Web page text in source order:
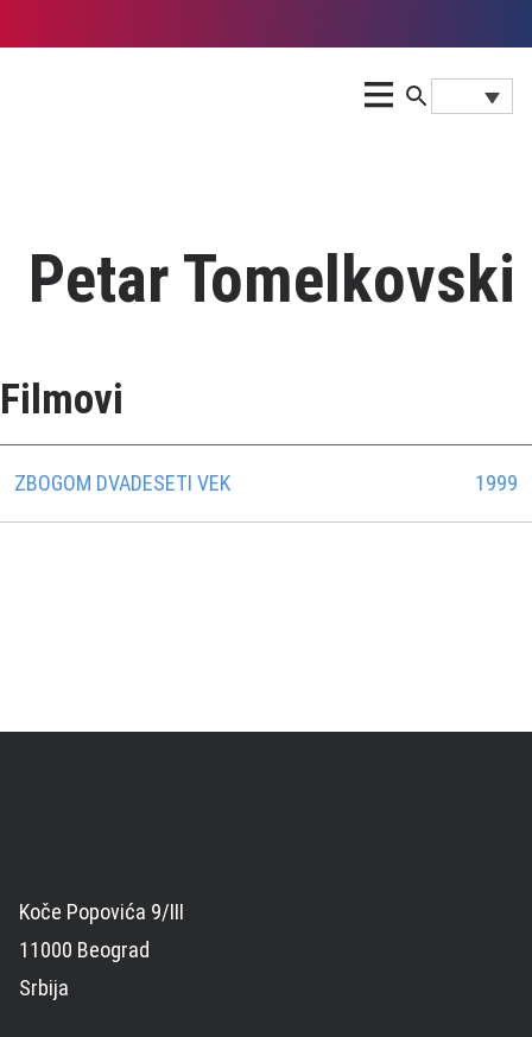
Petar Tomelkovski
Filmovi
ZBOGOM DVADESETI VEK 1999
Koče Popovića 9/III
11000 Beograd
Srbija